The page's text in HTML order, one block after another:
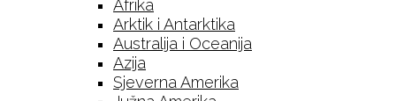
Afrika
Arktik i Antarktika
Australija i Oceanija
Azija
Sjeverna Amerika